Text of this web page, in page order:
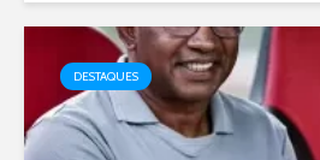
DESTAQUES